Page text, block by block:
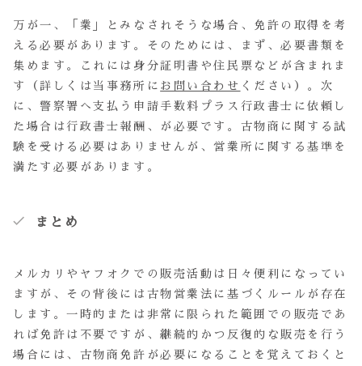
万が一、「業」とみなされそうな場合、免許の取得を考
える必要があります。そのためには、まず、必要書類を
集めます。これには身分証明書や住民票などが含まれま
す（詳しくは当事務所に お問い合わせ ください）。次
に、警察署へ支払う申請手数料プラス行政書士に依頼し
た場合は行政書士報酬、が必要です。古物商に関する試
験を受ける必要はありませんが、営業所に関する基準を
満たす必要があります。
まとめ
メルカリやヤフオクでの販売活動は日々便利になってい
ますが、その背後には古物営業法に基づくルールが存在
します。一時的または非常に限られた範囲での販売であ
れば免許は不要ですが、継続的かつ反復的な販売を行う
場合には、古物商免許が必要になることを覚えておくと